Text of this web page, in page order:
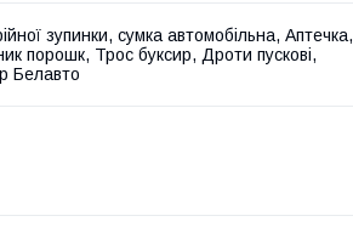
зупинки, сумка автомобільна, Аптечка,
порошк, Трос буксир, Дроти пускові,
Белавто